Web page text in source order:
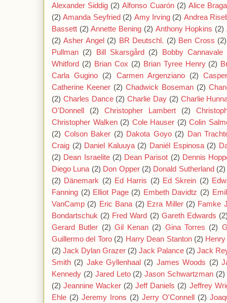
Alexander Siddig (2) Alfonso Cuarón (2) Alice Braga
(2) Amanda Seyfried (2) Amy Irving (2) Andrea
Bassett (2) Annette Bening (2) Anthony Hopkins (2)
(2) Asher Angel (2) BR Deutschl. (2) Ben Cross (2)
Pullman (2) Bill Skarsgård (2)
Bobby Cannavale
Whitford (2) Brian Cox (2) Brian Tyree Henry (2)
Carla Gugino (2) Carmen Argenziano (2)
Catherine Keener (2) Chadwick Boseman (2)
(2) Charles Dance (2) Charlie Day (2) Charlie
O'Donnell
(2) Christopher Lambert (2)
Christopher Walken (2) Cole Hauser (2) Colin
(2) Colson Baker (2) Dakota Goyo (2) Dan
Craig (2) Daniel Kaluuya (2) Daniél Espinosa (2)
(2) Dean Israelite (2) Dean Parisot (2) Dennis
Diego Luna (2) Don Opper (2) Donald Sutherland (2)
(2) Dänemark (2) Ed Harris (2) Ed Skrein (2)
Fanning (2) Elliot Page (2) Embeth Davidtz (2)
VanCamp (2) Eric Bana (2) Ezra Miller (2) Famke
Bondartschuk (2) Fred Ward (2) Gareth Edwards
Gerard Butler (2) Gil Kenan (2) Gina Torres (2)
Guillermo del Toro (2) Harry Dean Stanton (2)
(2) Jack Dylan Grazer (2) Jack Palance (2) Jack
Smith (2) Jake Gyllenhaal (2) James Woods (2)
Kennedy (2) Jared Leto (2) Jason Schwartzman (2)
(2) Jeannine Wacker (2) Jeff Daniels (2) Jeffrey
Ehle (2) Jeremy Irons (2) Jerry O'Connell (2)